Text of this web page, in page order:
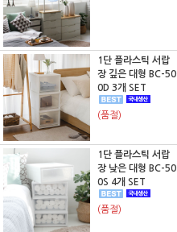
1단 플라스틱 서랍
장 깊은 대형 BC-50
0D 3개 SET
(품절)
1단 플라스틱 서랍
장 낮은 대형 BC-50
0S 4개 SET
(품절)